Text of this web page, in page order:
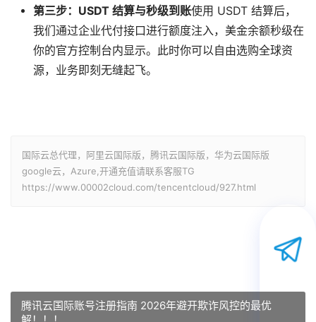
第三步：USDT 结算与秒级到账使用 USDT 结算后，
我们通过企业代付接口进行额度注入，美金余额秒级在
你的官方控制台内显示。此时你可以自由选购全球资
源，业务即刻无缝起飞。
国际云总代理，阿里云国际版，腾讯云国际版，华为云国际版
google云，Azure,开通充值请联系客服TG
https://www.00002cloud.com/tencentcloud/927.html
腾讯云国际账号注册指南 2026年避开欺诈风控的最优
解！！！